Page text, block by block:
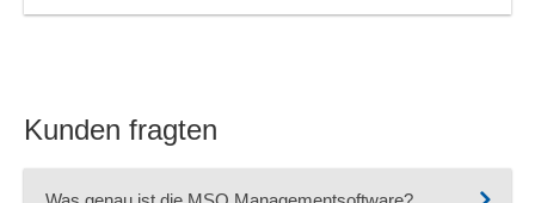
Kunden fragten